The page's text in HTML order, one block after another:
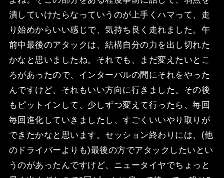
潰していけたらなっていうのが上手くハマって、走
り始めからいい感じで、気持ち良く走れました。午
前中最後のアタックは、結構自分の力を出し切れた
かなと思いましたね。それでも、まだ変えたいとこ
ろがあったので、インターバルの間にそれをやった
んですけど、それもいい方向に行きました。その後
もピットインして、少しずつ変えて行ったら、毎回
毎回進化していきましたし、すごくいいやり取りが
できたかなと思います。セッション終わりには、(他
のドライバーよりも)最後の方でアタックしたいとい
うのがあったんですけど、ニュータイヤでちょっと